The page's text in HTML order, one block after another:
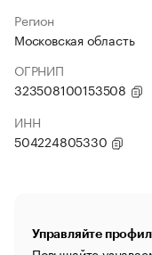
Регион
Московская область
ОГРНИП
323508100153508
ИНН
504224805330
Управляйте